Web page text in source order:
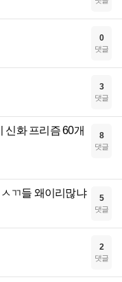
0
댓글
3
댓글
신화 프리즘 60개
8
댓글
ㄲ들 왜이리많냐 5
댓글
2
댓글